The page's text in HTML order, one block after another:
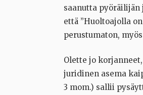
saanutta
että ”Huoltoajolla
perustumaton,
Olette jo
juridinen asema
3 mom.) sallii